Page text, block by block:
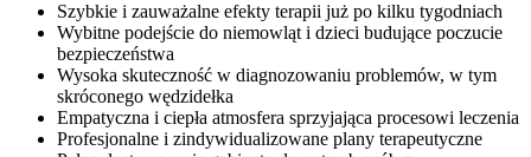
Szybkie i zauważalne efekty terapii już po kilku tygodniach
Wybitne podejście do niemowląt i dzieci budujące poczucie
bezpieczeństwa
Wysoka skuteczność w diagnozowaniu problemów, w tym
skróconego wędzidełka
Empatyczna i ciepła atmosfera sprzyjająca procesowi leczenia
Profesjonalne i zindywidualizowane plany terapeutyczne